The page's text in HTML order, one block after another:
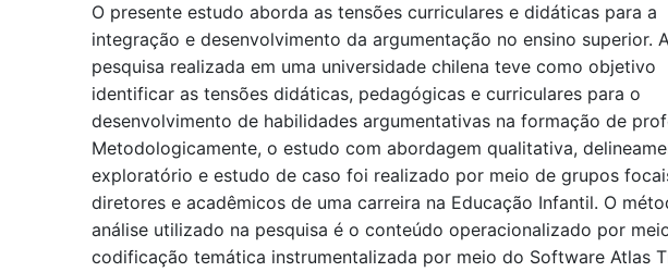
O presente estudo aborda as tensões curriculares e didáticas para a
integração e desenvolvimento da argumentação no ensino superior.
pesquisa realizada em uma universidade chilena teve como objetivo
identificar as tensões didáticas, pedagógicas e curriculares para o
desenvolvimento de habilidades argumentativas na formação de
Metodologicamente, o estudo com abordagem qualitativa,
exploratório e estudo de caso foi realizado por meio de grupos
diretores e acadêmicos de uma carreira na Educação Infantil. O
análise utilizado na pesquisa é o conteúdo operacionalizado por
codificação temática instrumentalizada por meio do Software Atlas